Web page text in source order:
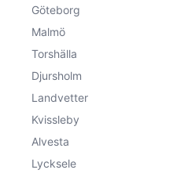
Göteborg
Malmö
Torshälla
Djursholm
Landvetter
Kvissleby
Alvesta
Lycksele